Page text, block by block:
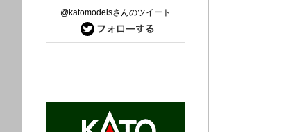
@katomodelsさんのツイート